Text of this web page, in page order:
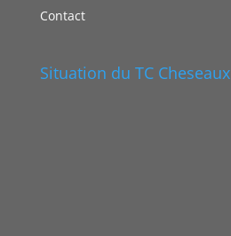
Contact
Situation du TC Cheseaux